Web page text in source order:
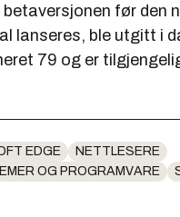
før den
lanseres, ble utgitt i
79 og er
EDGE
NETTLESERE
OG PROGRAMVARE